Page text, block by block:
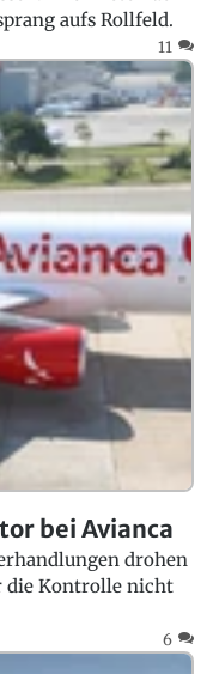
aufs Rollfeld.
11
bei Avianca
drohen
die Kontrolle nicht
6